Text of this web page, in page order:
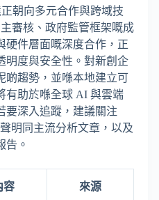
朝向多元合作與跨域技
審核、政府監管框架嘅成
硬件層面嘅深度合作，正
明度與安全性。對新創企
啲趨勢，並喺本地建立可
有助於喺全球 AI 與雲端
要深入追蹤，建議關注
聲明同主流分析文章，以及
告。
容 來源